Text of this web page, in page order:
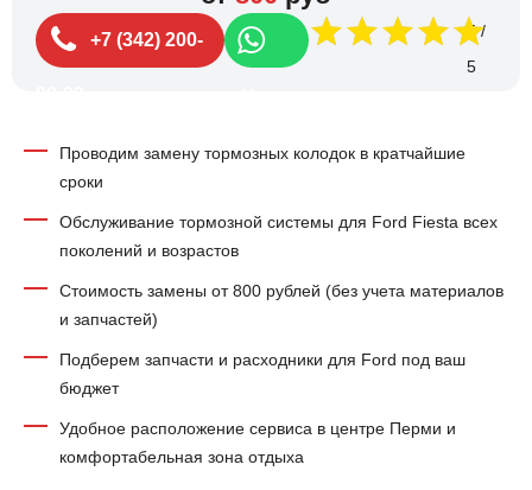
+7 (342) 200- 5
Проводим замену тормозных колодок в кратчайшие
сроки
Обслуживание тормозной системы для Ford Fiesta всех
поколений и возрастов
Стоимость замены от 800 рублей (без учета материалов
и запчастей)
Подберем запчасти и расходники для Ford под ваш
бюджет
Удобное расположение сервиса в центре Перми и
комфортабельная зона отдыха